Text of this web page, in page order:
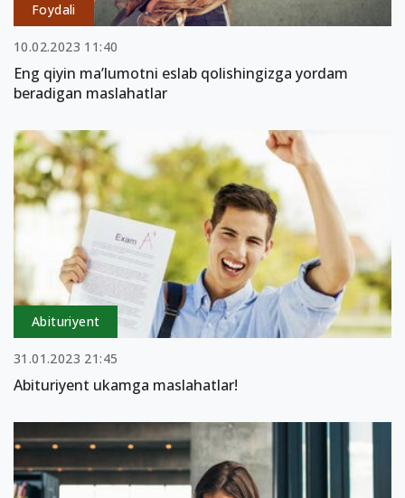
Foydali
10.02.2023 11:40
Eng qiyin ma’lumotni eslab qolishingizga yordam
beradigan maslahatlar
Abituriyent
31.01.2023 21:45
Abituriyent ukamga maslahatlar!